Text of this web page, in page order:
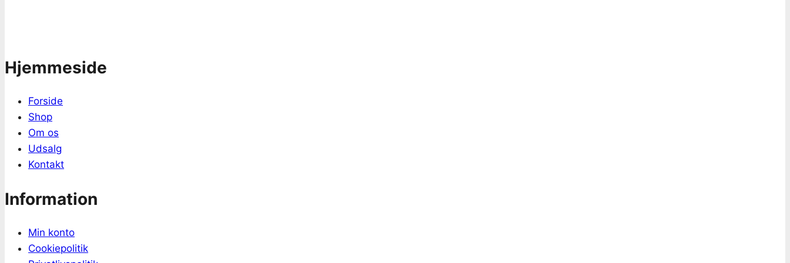
Hjemmeside
Forside
Shop
Om os
Udsalg
Kontakt
Information
Min konto
Cookiepolitik